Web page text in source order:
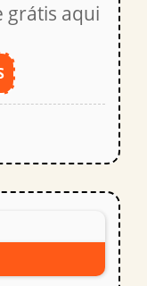
grátis aqui